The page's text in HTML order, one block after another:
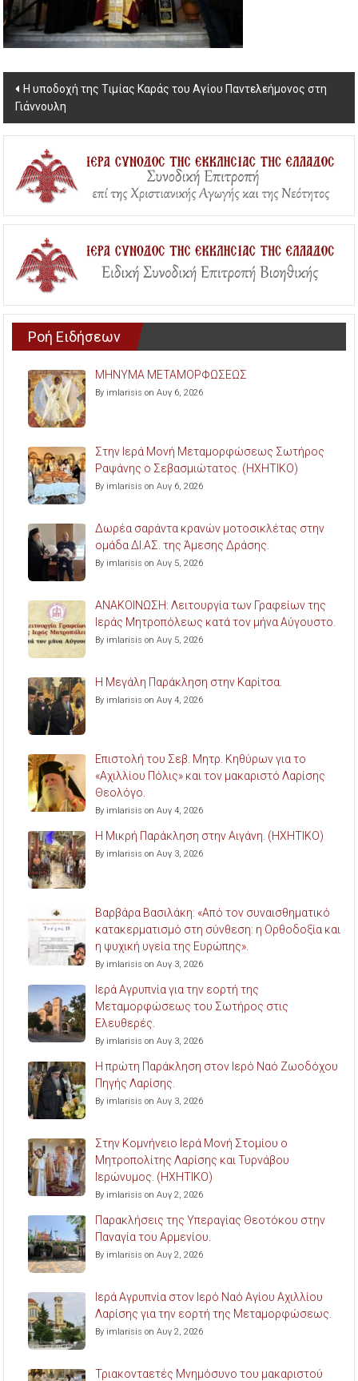
Post
navigation
Η υποδοχή της Τιμίας Καράς του Αγίου Παντελεήμονος στη
Γιάννουλη
Ροή Ειδήσεων
ΜΗΝΥΜΑ ΜΕΤΑΜΟΡΦΩΣΕΩΣ
By imlarisis on Αυγ 6, 2026
Στην Ιερά Μονή Μεταμορφώσεως Σωτήρος
Ραψάνης ο Σεβασμιώτατος. (ΗΧΗΤΙΚΟ)
By imlarisis on Αυγ 6, 2026
Δωρέα σαράντα κρανών μοτοσικλέτας στην
ομάδα ΔΙ.ΑΣ. της Άμεσης Δράσης.
By imlarisis on Αυγ 5, 2026
ΑΝΑΚΟΙΝΩΣΗ: Λειτουργία των Γραφείων της
Ιεράς Μητροπόλεως κατά τον μήνα Αύγουστο.
By imlarisis on Αυγ 5, 2026
Η Μεγάλη Παράκληση στην Καρίτσα.
By imlarisis on Αυγ 4, 2026
Επιστολή του Σεβ. Μητρ. Κηθύρων για το
«Αχιλλίου Πόλις» και τον μακαριστό Λαρίσης
Θεολόγο.
By imlarisis on Αυγ 4, 2026
Η Μικρή Παράκληση στην Αιγάνη. (ΗΧΗΤΙΚΟ)
By imlarisis on Αυγ 3, 2026
Βαρβάρα Βασιλάκη: «Από τον συναισθηματικό
κατακερματισμό στη σύνθεση: η Ορθοδοξία και
η ψυχική υγεία της Ευρώπης».
By imlarisis on Αυγ 3, 2026
Ιερά Αγρυπνία για την εορτή της
Μεταμορφώσεως του Σωτήρος στις
Ελευθερές.
By imlarisis on Αυγ 3, 2026
Η πρώτη Παράκληση στον Ιερό Ναό Ζωοδόχου
Πηγής Λαρίσης.
By imlarisis on Αυγ 3, 2026
Στην Κομνήνειο Ιερά Μονή Στομίου ο
Μητροπολίτης Λαρίσης και Τυρνάβου
Ιερώνυμος. (ΗΧΗΤΙΚΟ)
By imlarisis on Αυγ 2, 2026
Παρακλήσεις της Υπεραγίας Θεοτόκου στην
Παναγία του Αρμενίου.
By imlarisis on Αυγ 2, 2026
Ιερά Αγρυπνία στον Ιερό Ναό Αγίου Αχιλλίου
Λαρίσης για την εορτή της Μεταμορφώσεως.
By imlarisis on Αυγ 2, 2026
Τριακονταετές Μνημόσυνο του μακαριστού